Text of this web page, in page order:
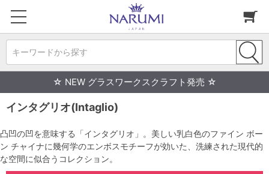
キーワードから探す
☆ NEW グラスワークスクラフト発売 ☆
インタグリオ(Intaglio)
凸凹の凹を意味する「インタグリオ」。美しい乳白色のファイン ボー
ン チャイナに幾何学のエンボスモチーフが効いた、洗練された現代的
な空間に似合うコレクション。